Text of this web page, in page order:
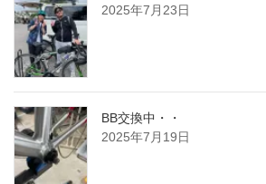
2025年7月23日
BB交換中・・
2025年7月19日